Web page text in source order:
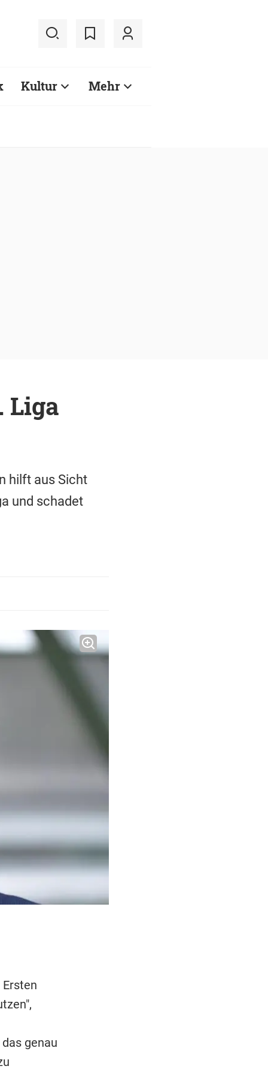
Kultur Mehr
Liga
hilft aus Sicht
und schadet
genau